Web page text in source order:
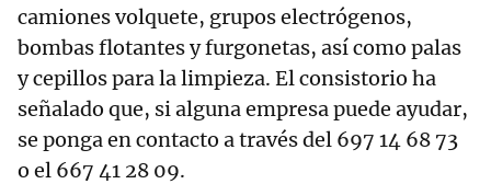
camiones volquete, grupos electrógenos,
bombas flotantes y furgonetas, así como palas
y cepillos para la limpieza. El consistorio ha
señalado que, si alguna empresa puede ayudar,
se ponga en contacto a través del 697 14 68 73
o el 667 41 28 09.